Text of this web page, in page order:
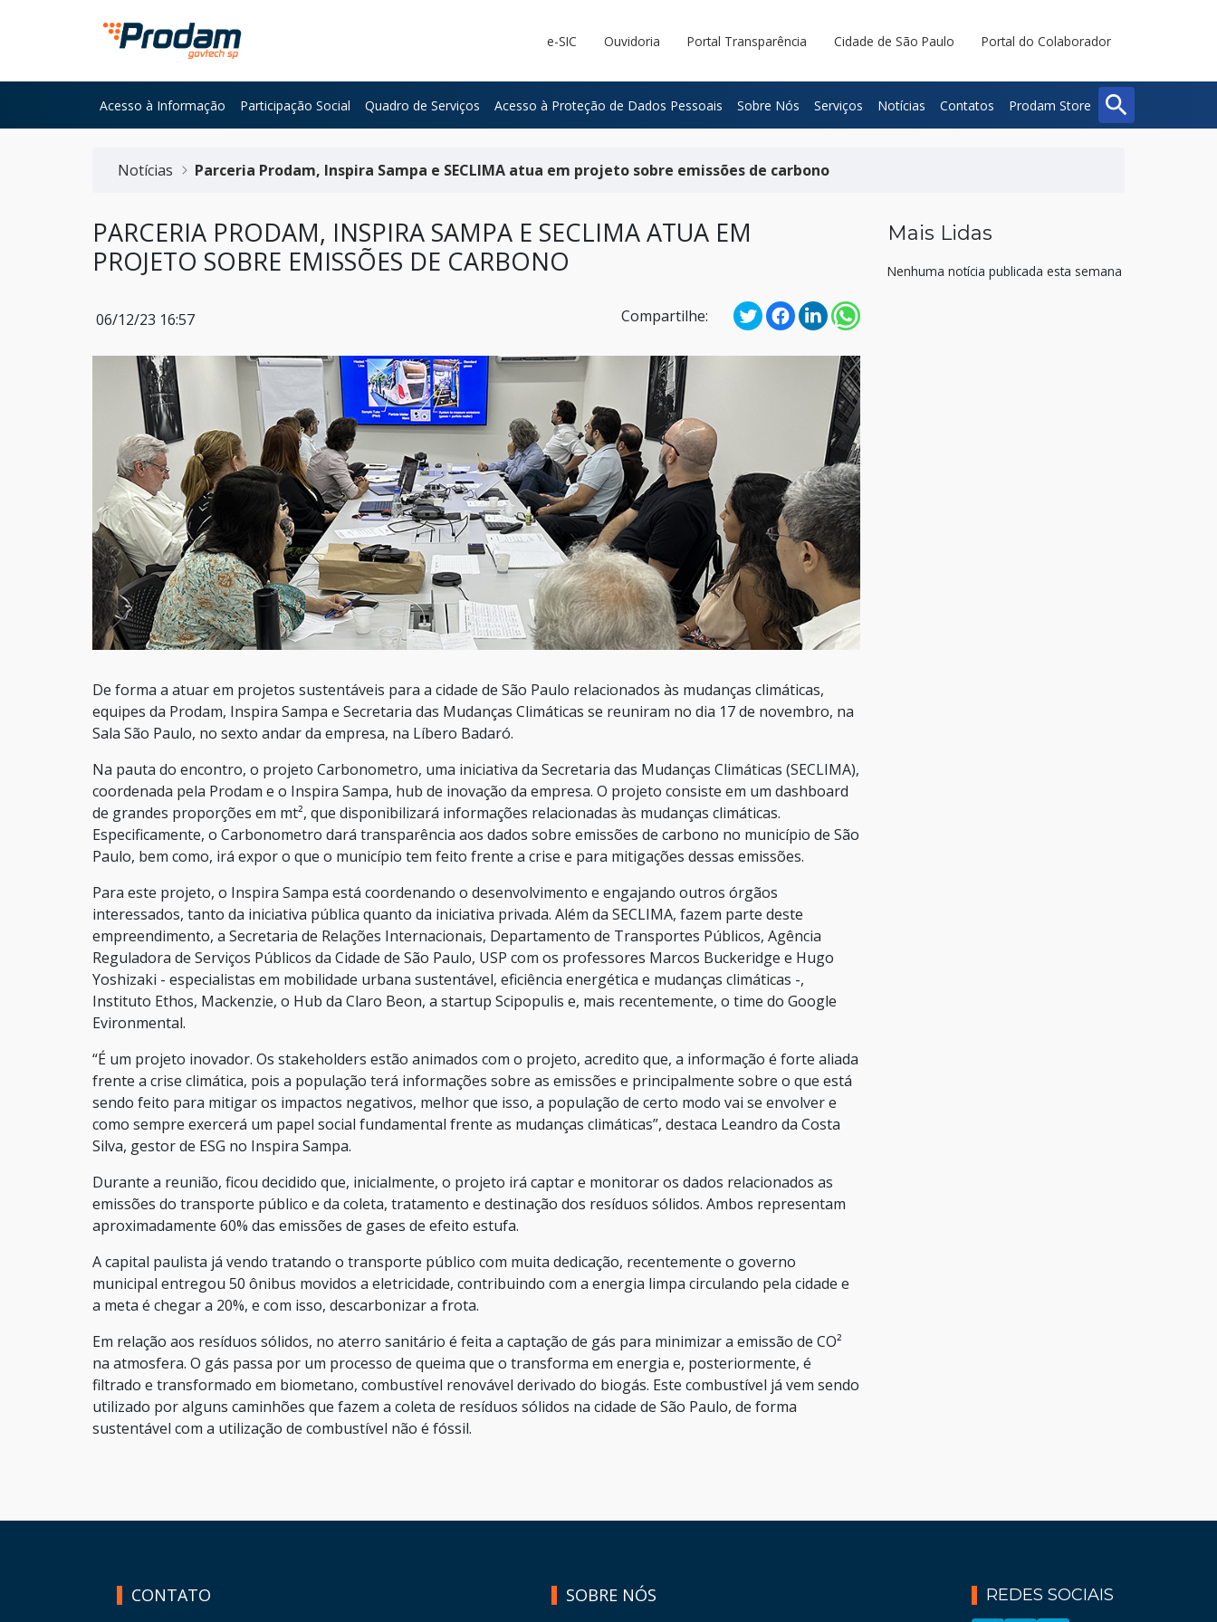
Pular para o Conteúdo principal
e-SIC Ouvidoria Portal Transparência Cidade de São Paulo Portal do Colaborador
Acesso à Informação Participação Social Quadro de Serviços Acesso à Proteção de Dados Pessoais Sobre Nós Serviços Notícias Contatos Prodam Store searchBuscar
Fechar
Notícias
Parceria Prodam, Inspira Sampa e SECLIMA atua em projeto sobre emissões de carbono
PARCERIA PRODAM, INSPIRA SAMPA E SECLIMA ATUA EM
PROJETO SOBRE EMISSÕES DE CARBONO
06/12/23 16:57 Compartilhe:
De forma a atuar em projetos sustentáveis para a cidade de São Paulo relacionados às mudanças climáticas,
equipes da Prodam, Inspira Sampa e Secretaria das Mudanças Climáticas se reuniram no dia 17 de novembro, na
Sala São Paulo, no sexto andar da empresa, na Líbero Badaró.
Na pauta do encontro, o projeto Carbonometro, uma iniciativa da Secretaria das Mudanças Climáticas (SECLIMA),
coordenada pela Prodam e o Inspira Sampa, hub de inovação da empresa. O projeto consiste em um dashboard
de grandes proporções em mt², que disponibilizará informações relacionadas às mudanças climáticas.
Especificamente, o Carbonometro dará transparência aos dados sobre emissões de carbono no município de São
Paulo, bem como, irá expor o que o município tem feito frente a crise e para mitigações dessas emissões.
Para este projeto, o Inspira Sampa está coordenando o desenvolvimento e engajando outros órgãos
interessados, tanto da iniciativa pública quanto da iniciativa privada. Além da SECLIMA, fazem parte deste
empreendimento, a Secretaria de Relações Internacionais, Departamento de Transportes Públicos, Agência
Reguladora de Serviços Públicos da Cidade de São Paulo, USP com os professores Marcos Buckeridge e Hugo
Yoshizaki - especialistas em mobilidade urbana sustentável, eficiência energética e mudanças climáticas -,
Instituto Ethos, Mackenzie, o Hub da Claro Beon, a startup Scipopulis e, mais recentemente, o time do Google
Evironmental.
“É um projeto inovador. Os stakeholders estão animados com o projeto, acredito que, a informação é forte aliada
frente a crise climática, pois a população terá informações sobre as emissões e principalmente sobre o que está
sendo feito para mitigar os impactos negativos, melhor que isso, a população de certo modo vai se envolver e
como sempre exercerá um papel social fundamental frente as mudanças climáticas”, destaca Leandro da Costa
Silva, gestor de ESG no Inspira Sampa.
Durante a reunião, ficou decidido que, inicialmente, o projeto irá captar e monitorar os dados relacionados as
emissões do transporte público e da coleta, tratamento e destinação dos resíduos sólidos. Ambos representam
aproximadamente 60% das emissões de gases de efeito estufa.
A capital paulista já vendo tratando o transporte público com muita dedicação, recentemente o governo
municipal entregou 50 ônibus movidos a eletricidade, contribuindo com a energia limpa circulando pela cidade e
a meta é chegar a 20%, e com isso, descarbonizar a frota.
Em relação aos resíduos sólidos, no aterro sanitário é feita a captação de gás para minimizar a emissão de CO²
na atmosfera. O gás passa por um processo de queima que o transforma em energia e, posteriormente, é
filtrado e transformado em biometano, combustível renovável derivado do biogás. Este combustível já vem sendo
utilizado por alguns caminhões que fazem a coleta de resíduos sólidos na cidade de São Paulo, de forma
sustentável com a utilização de combustível não é fóssil.
Mais Lidas
Nenhuma notícia publicada esta semana
CONTATO SOBRE NÓS REDES SOCIAIS